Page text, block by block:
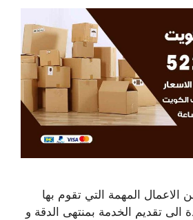
المهمة التي تقوم بها
الى تقديم الخدمة بمنتهى الدقة و